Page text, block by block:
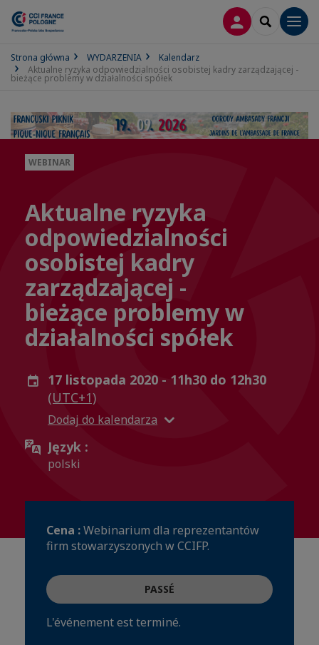
LOGOWANIE
SEARCH
Strona główna WYDARZENIA
Kalendarz
Aktualne ryzyka odpowiedzialności osobistej kadry zarządzającej -
bieżące problemy w działalności spółek
WEBINAR
Aktualne ryzyka
odpowiedzialności
osobistej kadry
zarządzającej -
bieżące problemy w
działalności spółek
17 listopada 2020 - 11h30 do 12h30
(UTC+1)
Dodaj do kalendarza
Język :
polski
Cena :Webinarium dla reprezentantów
firm stowarzyszonych w CCIFP.
PASSÉ
L'événement est terminé.